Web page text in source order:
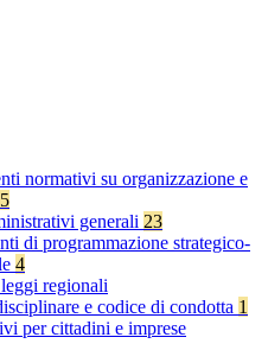
normativi su organizzazione e
generali 23
di programmazione strategico-
4
regionali
e codice di condotta 1
per cittadini e imprese